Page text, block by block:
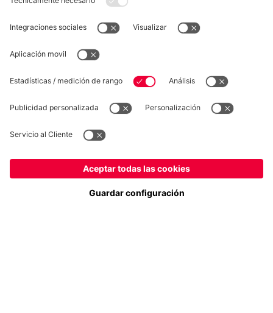
Privacidad
Configuración de las cookies
*Los precios incluyen el IVA y los gastos de envío
© FC Bayern München AG
FC Bayern München AG, Säbener Str. 51-57, 81547 München
Españapara entregar allí!
Globalpara entregar allí!